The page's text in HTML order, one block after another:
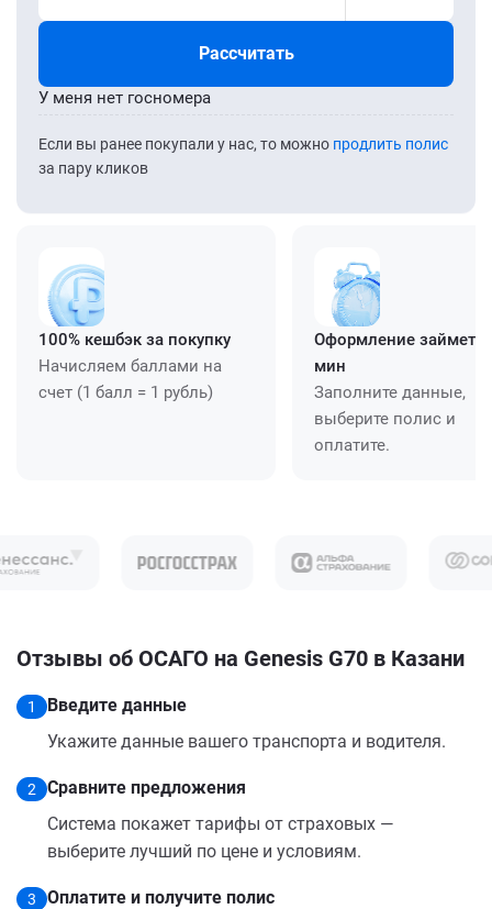
Рассчитать
Если вы ранее покупали у нас, то можно продлить полис
за пару кликов
У меня нет госномера
100% кешбэк за покупку
Начисляем баллами на
счет (1 балл = 1 рубль)
Оформление займет
мин
Заполните данные,
выберите полис и
оплатите.
Отзывы об ОСАГО на Genesis G70 в Казани
1
Введите данные
Укажите данные вашего транспорта и водителя.
2
Сравните предложения
Система покажет тарифы от страховых —
выберите лучший по цене и условиям.
3
Оплатите и получите полис